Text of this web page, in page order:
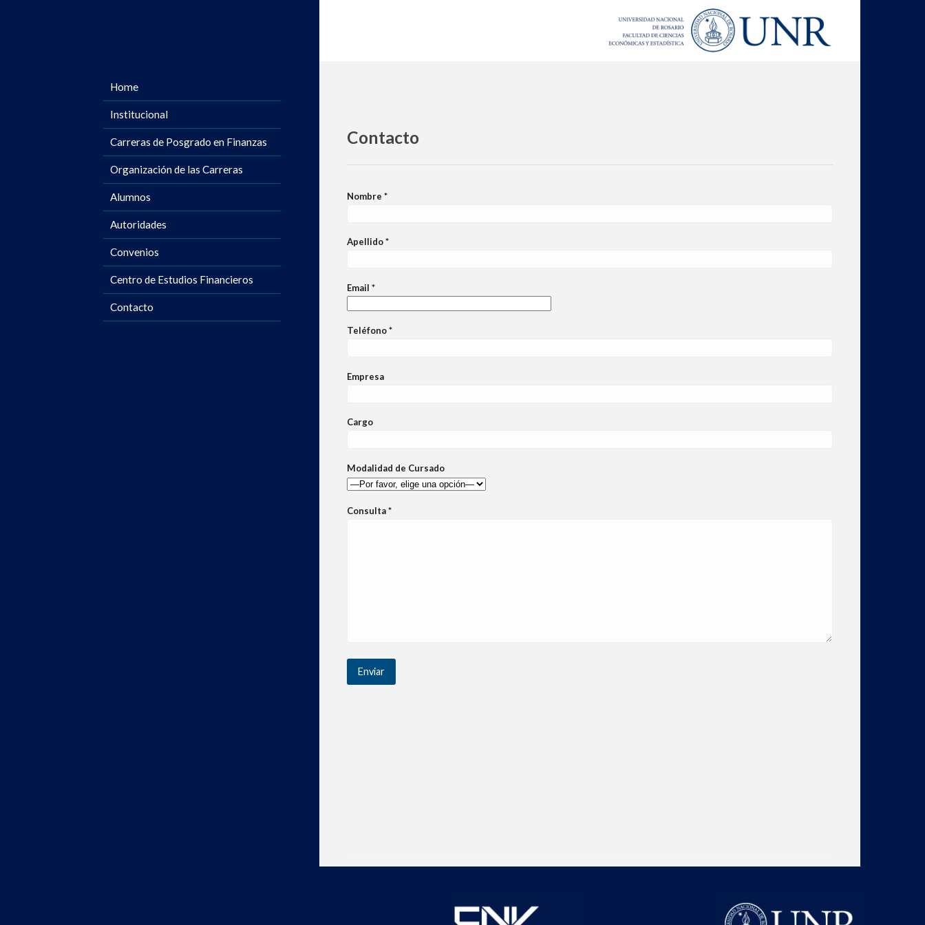
Home
Institucional
Carreras de Posgrado en Finanzas
Organización de las Carreras
Alumnos
Autoridades
Convenios
Centro de Estudios Financieros
Contacto
Contacto
Nombre *
Apellido *
Email *
Teléfono *
Empresa
Cargo
Modalidad de Cursado
Consulta *